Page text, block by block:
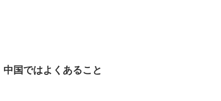
中国ではよくあること